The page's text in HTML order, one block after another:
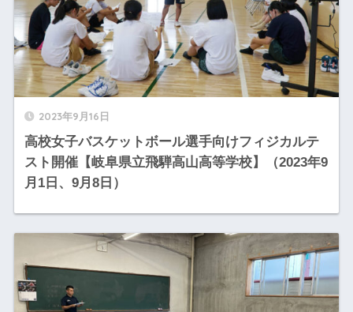
2023年9月16日
高校女子バスケットボール選手向けフィジカルテ
スト開催【岐阜県立飛騨高山高等学校】（2023年9
月1日、9月8日）